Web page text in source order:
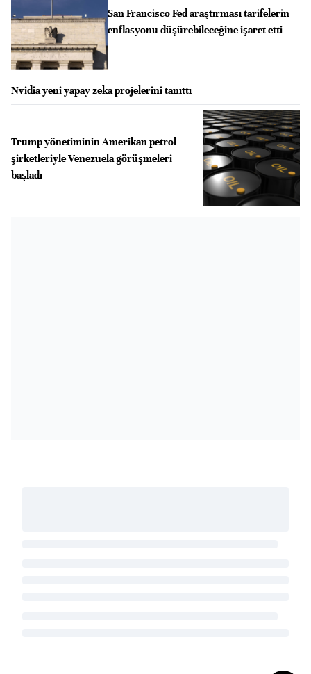
San Francisco Fed araştırması tarifelerin
enflasyonu düşürebileceğine işaret etti
Nvidia yeni yapay zeka projelerini tanıttı
Trump yönetiminin Amerikan petrol
şirketleriyle Venezuela görüşmeleri
başladı